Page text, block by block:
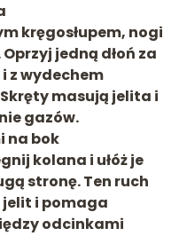
kręgosłupem, nogi
jedną dłoń za
z wydechem
masują jelita i
gazów.
na bok
kolana i ułóż je
stronę. Ten ruch
jelit i pomaga
odcinkami